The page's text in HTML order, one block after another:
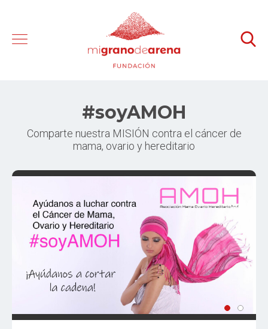
#soyAMOH
Comparte nuestra MISIÓN contra el cáncer de
mama, ovario y hereditario